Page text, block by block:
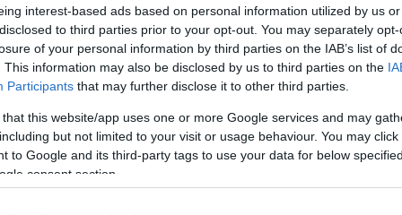
interest-based ads based on personal information utilized by us
to third parties prior to your opt-out. You may separately
of your personal information by third parties on the IAB’s list of
This information may also be disclosed by us to third parties on the
Participants that may further disclose it to other third parties.
that this website/app uses one or more Google services and may
but not limited to your visit or usage behaviour. You may
to Google and its third-party tags to use your data for below
consent section.
úgynevezett kék zónák, ahol a
repülővel 2 óra alatt megközelíthető
Barbagia di Ollolai és Barbagia of Seulo
Mario Pest, a sokáig tartó élet olasz
Szardínia lakóinak hosszú élete:
mozognak, ráadásul a táj is dimbes-